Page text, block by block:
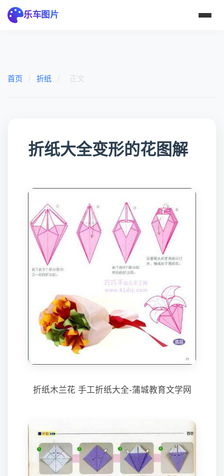
乐车图片
首页 / 折纸 / 正文
折纸大全变形的花图解
折纸木兰花 手工折纸大全-蒲城教育文学网